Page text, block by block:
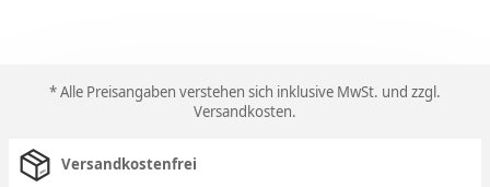
* Alle Preisangaben verstehen sich inklusive MwSt. und zzgl.
Versandkosten.
Versandkostenfrei